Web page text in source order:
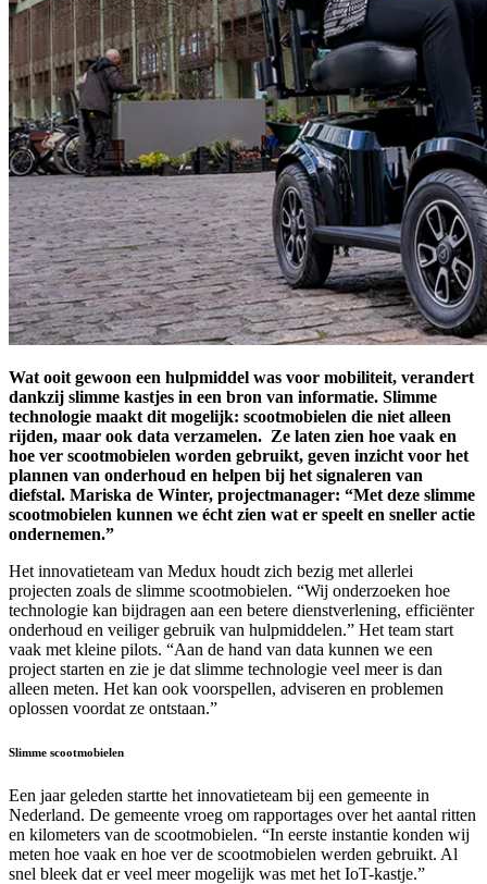
Wat ooit gewoon een hulpmiddel was voor mobiliteit, verandert
dankzij slimme kastjes in een bron van informatie. Slimme
technologie maakt dit mogelijk: scootmobielen die niet alleen
rijden, maar ook data verzamelen. Ze laten zien hoe vaak en
hoe ver scootmobielen worden gebruikt, geven inzicht voor het
plannen van onderhoud en helpen bij het signaleren van
diefstal. Mariska de Winter, projectmanager: “Met deze slimme
scootmobielen kunnen we écht zien wat er speelt en sneller actie
ondernemen.”
Het innovatieteam van Medux houdt zich bezig met allerlei
projecten zoals de slimme scootmobielen. “Wij onderzoeken hoe
technologie kan bijdragen aan een betere dienstverlening, efficiënter
onderhoud en veiliger gebruik van hulpmiddelen.” Het team start
vaak met kleine pilots. “Aan de hand van data kunnen we een
project starten en zie je dat slimme technologie veel meer is dan
alleen meten. Het kan ook voorspellen, adviseren en problemen
oplossen voordat ze ontstaan.”
Slimme scootmobielen
Een jaar geleden startte het innovatieteam bij een gemeente in
Nederland. De gemeente vroeg om rapportages over het aantal ritten
en kilometers van de scootmobielen. “In eerste instantie konden wij
meten hoe vaak en hoe ver de scootmobielen werden gebruikt. Al
snel bleek dat er veel meer mogelijk was met het IoT-kastje.”